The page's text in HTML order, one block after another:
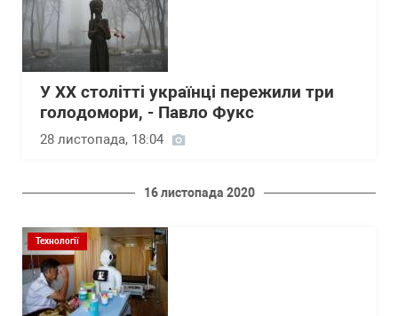
У ХХ столітті українці пережили три
голодомори, - Павло Фукс
28 листопада, 18:04
16 листопада 2020
Технології